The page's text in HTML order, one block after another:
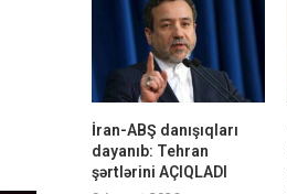
İran-ABŞ danışıqları
dayanıb: Tehran
şərtlərini AÇIQLADI